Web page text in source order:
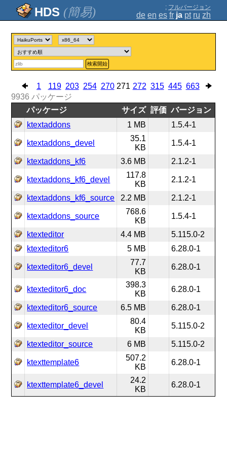
(簡易) ; フルバージョン
de en es fr ja pt ru zh
検索開始
1 119 203 254 270 271 272 315 445 663
9936 パッケージ
パッケージ
サイズ 評価 バージョン
ktextaddons
1 MB 1.5.4-1
ktextaddons_devel
35.1
KB
1.5.4-1
ktextaddons_kf6 3.6 MB 2.1.2-1
ktextaddons_kf6_devel
117.8
KB
2.1.2-1
ktextaddons_kf6_source 2.2 MB 2.1.2-1
ktextaddons_source
768.6
KB
1.5.4-1
ktexteditor 4.4 MB
5.115.0-2
ktexteditor6
5 MB 6.28.0-1
ktexteditor6_devel
77.7
KB
6.28.0-1
ktexteditor6_doc
398.3
KB
6.28.0-1
ktexteditor6_source 6.5 MB 6.28.0-1
ktexteditor_devel
80.4
KB
5.115.0-2
ktexteditor_source 6 MB 5.115.0-2
ktexttemplate6
507.2
KB
6.28.0-1
ktexttemplate6_devel
24.2
KB
6.28.0-1